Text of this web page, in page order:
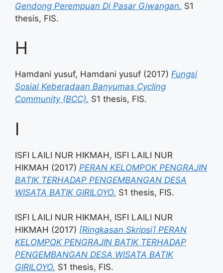
Gendong Perempuan Di Pasar Giwangan. S1
thesis, FIS.
H
Hamdani yusuf, Hamdani yusuf (2017) Fungsi
Sosial Keberadaan Banyumas Cycling
Community (BCC). S1 thesis, FIS.
I
ISFI LAILI NUR HIKMAH, ISFI LAILI NUR
HIKMAH (2017) PERAN KELOMPOK PENGRAJIN
BATIK TERHADAP PENGEMBANGAN DESA
WISATA BATIK GIRILOYO. S1 thesis, FIS.
ISFI LAILI NUR HIKMAH, ISFI LAILI NUR
HIKMAH (2017) [Ringkasan Skripsi] PERAN
KELOMPOK PENGRAJIN BATIK TERHADAP
PENGEMBANGAN DESA WISATA BATIK
GIRILOYO. S1 thesis, FIS.